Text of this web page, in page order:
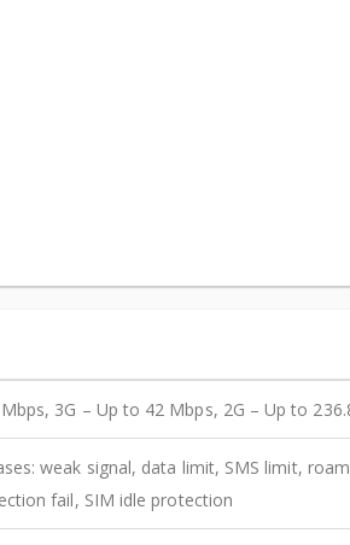
3G – Up to 42 Mbps, 2G – Up to
weak signal, data limit, SMS limit,
fail, SIM idle protection